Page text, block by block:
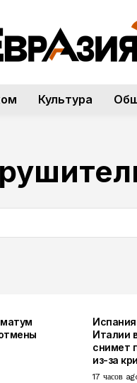
Культура
Италии
снимет
из-за
17 часов